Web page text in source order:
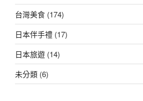
台灣美食 (174)
日本伴手禮 (17)
日本旅遊 (14)
未分類 (6)